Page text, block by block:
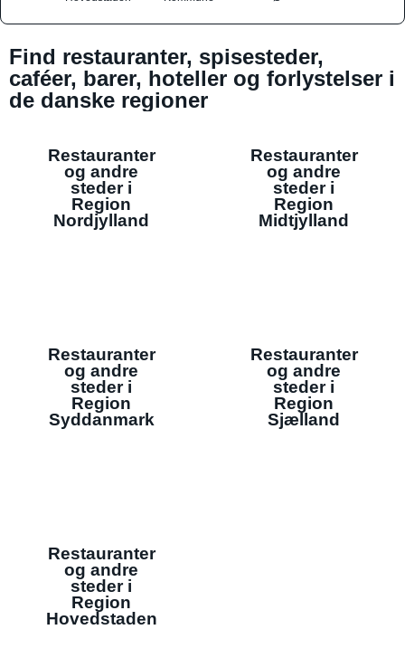
Find restauranter, spisesteder,
caféer, barer, hoteller og forlystelser i
de danske regioner
Restauranter
og andre
steder i
Region
Nordjylland
Restauranter
og andre
steder i
Region
Midtjylland
Restauranter
og andre
steder i
Region
Syddanmark
Restauranter
og andre
steder i
Region
Sjælland
Restauranter
og andre
steder i
Region
Hovedstaden